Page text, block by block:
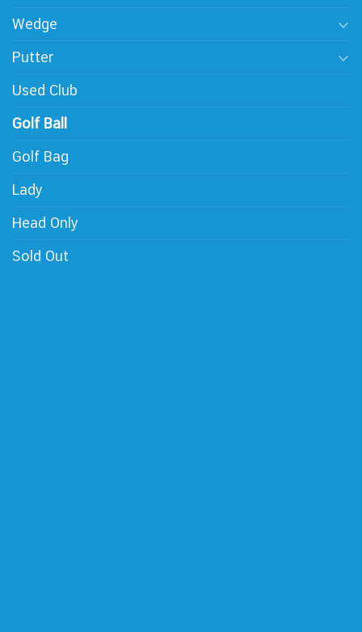
Wedge
Putter
Used Club
Golf Ball
Golf Bag
Lady
Head Only
Sold Out